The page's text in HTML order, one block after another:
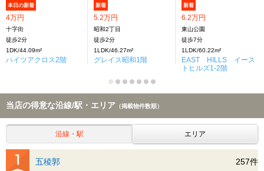
本日の新着
4万円
十字街
徒歩2分
1DK/44.09m²
ハイツアクロス2階
新着
5.2万円
昭和2丁目
徒歩2分
1LDK/46.27m²
グレイス昭和1階
新着
6.2万円
東山公園
徒歩7分
1LDK/60.22m²
EAST HILLS イース
トヒルズ1-2階
当店の得意な沿線/駅・エリア （掲載物件数順）
沿線・駅 エリア
五稜郭 257件